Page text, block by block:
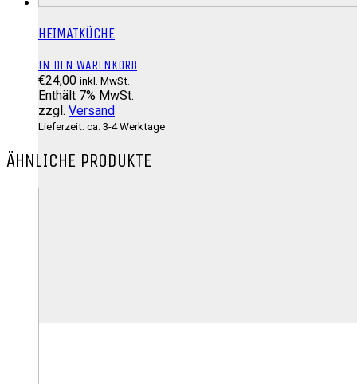
HEIMATKÜCHE
IN DEN WARENKORB
€24,00 inkl. MwSt.
Enthält 7% MwSt.
zzgl. Versand
Lieferzeit: ca. 3-4 Werktage
ÄHNLICHE PRODUKTE